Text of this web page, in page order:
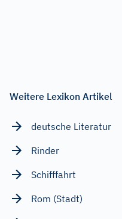
Weitere Lexikon Artikel
deutsche Literatur
Rinder
Schifffahrt
Rom (Stadt)